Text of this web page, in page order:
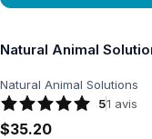
Natural Animal
Natural Animal Solutions
51 avis
$35.20